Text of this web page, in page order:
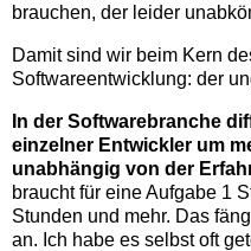
brauchen, der leider
Damit sind wir beim Kern
Softwareentwicklung: der
In der Softwarebranche
einzelner Entwickler um
unabhängig von der
braucht für eine Aufgabe 1
Stunden und mehr. Das
an. Ich habe es selbst oft